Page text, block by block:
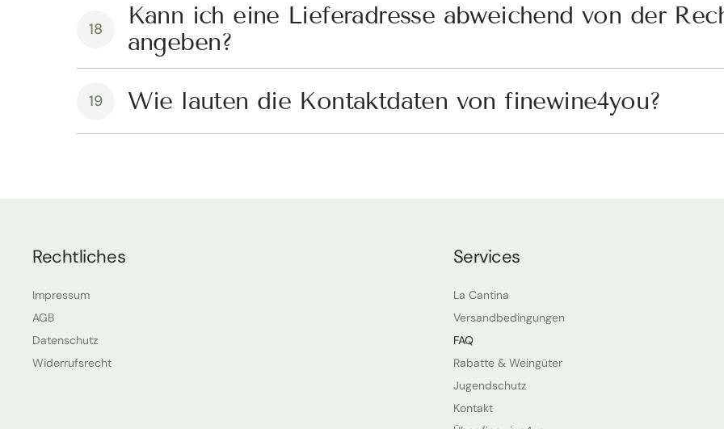
18
Kann ich eine Lieferadresse abweichend von der
angeben?
19 Wie lauten die Kontaktdaten von finewine4you?
Rechtliches
Impressum
AGB
Datenschutz
Widerrufsrecht
Services
La Cantina
Versandbedingungen
FAQ
Rabatte & Weingüter
Jugendschutz
Kontakt